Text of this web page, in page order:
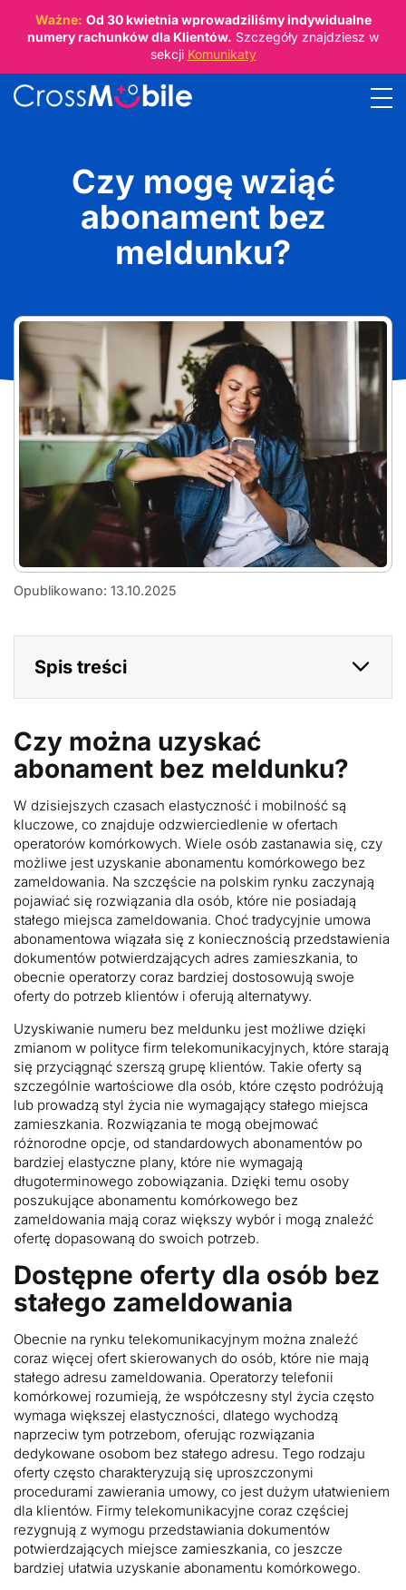
Ważne: Od 30 kwietniawprowadziliśmy indywidualne
numery rachunków dla Klientów. Szczegóły znajdziesz w
sekcji Komunikaty
Czy mogę wziąć
abonament bez
meldunku?
moge-
meldunku
Opublikowano: 13.10.2025
Spis treści
Czy można uzyskać
abonament bez meldunku?
W dzisiejszych czasach elastyczność i mobilność są
kluczowe, co znajduje odzwierciedlenie w ofertach
operatorów komórkowych. Wiele osób zastanawia się, czy
możliwe jest uzyskanie abonamentu komórkowego bez
zameldowania. Na szczęście na polskim rynku zaczynają
pojawiać się rozwiązania dla osób, które nie posiadają
stałego miejsca zameldowania. Choć tradycyjnie umowa
abonamentowa wiązała się z koniecznością przedstawienia
dokumentów potwierdzających adres zamieszkania, to
obecnie operatorzy coraz bardziej dostosowują swoje
oferty do potrzeb klientów i oferują alternatywy.
Uzyskiwanie numeru bez meldunku jest możliwe dzięki
zmianom w polityce firm telekomunikacyjnych, które starają
się przyciągnąć szerszą grupę klientów. Takie oferty są
szczególnie wartościowe dla osób, które często podróżują
lub prowadzą styl życia nie wymagający stałego miejsca
zamieszkania. Rozwiązania te mogą obejmować
różnorodne opcje, od standardowych abonamentów po
bardziej elastyczne plany, które nie wymagają
długoterminowego zobowiązania. Dzięki temu osoby
poszukujące abonamentu komórkowego bez
zameldowania mają coraz większy wybór i mogą znaleźć
ofertę dopasowaną do swoich potrzeb.
Dostępne oferty dla osób bez
stałego zameldowania
Obecnie na rynku telekomunikacyjnym można znaleźć
coraz więcej ofert skierowanych do osób, które nie mają
stałego adresu zameldowania. Operatorzy telefonii
komórkowej rozumieją, że współczesny styl życia często
wymaga większej elastyczności, dlatego wychodzą
naprzeciw tym potrzebom, oferując rozwiązania
dedykowane osobom bez stałego adresu. Tego rodzaju
oferty często charakteryzują się uproszczonymi
procedurami zawierania umowy, co jest dużym ułatwieniem
dla klientów. Firmy telekomunikacyjne coraz częściej
rezygnują z wymogu przedstawiania dokumentów
potwierdzających miejsce zamieszkania, co jeszcze
bardziej ułatwia uzyskanie abonamentu komórkowego.